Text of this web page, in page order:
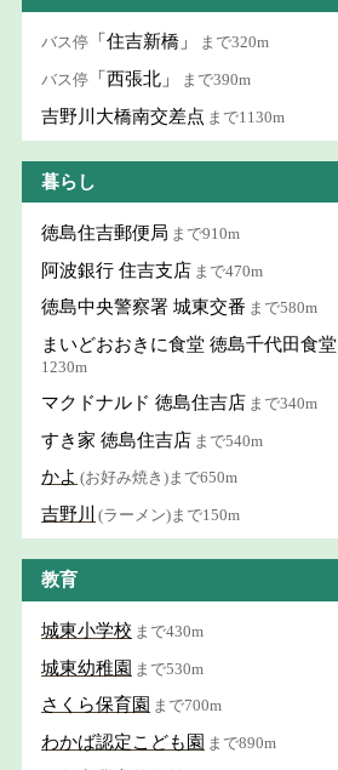
バス停 「住吉新橋」 まで320m
バス停 「西張北」 まで390m
吉野川大橋南交差点 まで1130m
暮らし
徳島住吉郵便局 まで910m
阿波銀行 住吉支店 まで470m
徳島中央警察署 城東交番 まで580m
まいどおおきに食堂 徳島千代田食堂
1230m
マクドナルド 徳島住吉店 まで340m
すき家 徳島住吉店 まで540m
かよ (お好み焼き)まで650m
吉野川 (ラーメン)まで150m
教育
城東小学校 まで430m
城東幼稚園 まで530m
さくら保育園 まで700m
わかば認定こども園 まで890m